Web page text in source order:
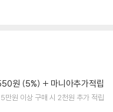
원 (5%) 마니아추가적립
5만원 이상 구매 시 2천원 추가 적립